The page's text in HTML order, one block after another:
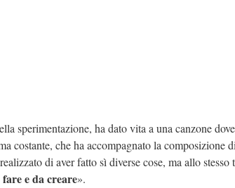
sperimentazione, ha dato vita a una canzone
costante, che ha accompagnato la composizione
di aver fatto sì diverse cose, ma allo stesso
e da creare».